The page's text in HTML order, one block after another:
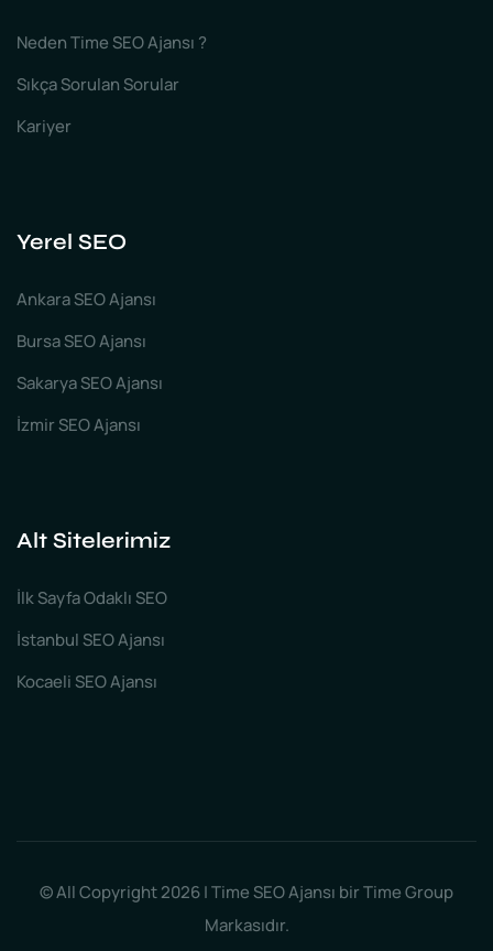
Neden Time SEO Ajansı ?
Sıkça Sorulan Sorular
Kariyer
Yerel SEO
Ankara SEO Ajansı
Bursa SEO Ajansı
Sakarya SEO Ajansı
İzmir SEO Ajansı
Alt Sitelerimiz
İlk Sayfa Odaklı SEO
İstanbul SEO Ajansı
Kocaeli SEO Ajansı
© All Copyright 2026 | Time SEO Ajansı bir Time Group
Markasıdır.